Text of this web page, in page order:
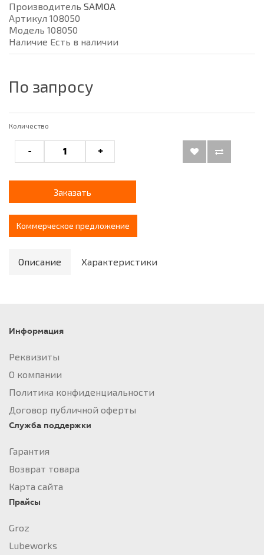
Производитель SAMOA
Артикул 108050
Модель 108050
Наличие Есть в наличии
По запросу
Количество
- +
Заказать
Коммерческое предложение
Описание Характеристики
Информация
Реквизиты
О компании
Политика конфиденциальности
Договор публичной оферты
Служба поддержки
Гарантия
Возврат товара
Карта сайта
Прайсы
Groz
Lubeworks